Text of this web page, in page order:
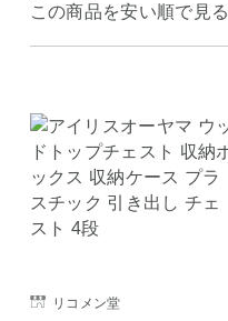
この商品を安い順で見る
リコメン堂